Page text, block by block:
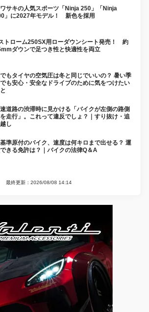
サキの人気スポーツ「Ninja 250」「Ninja
」に2027年モデル！ 新色を採用
トローム250SX用ローダウンシート発売！ 約
ダウンで足つき性と快適性を両立
もタイヤの空気圧は冬と同じでいいの？ 暑い季
も安心・安全なドライブのために気をつけたい
道路の渋滞時に見かける「バイクが左側の路側
走行」。これって違反でしょ？｜すり抜け・追
し
準原付のバイク、速度は何キロまで出せる？ 運
きる免許は？｜バイクの法律Q＆A
最終更新：2026/08/08 14:14